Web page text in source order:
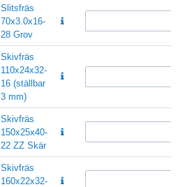
Slitsfräs
70x3.0x16-
28 Grov
Skivfräs
110x24x32-
16 (ställbar
3 mm)
Skivfräs
150x25x40-
22 ZZ Skär
Skivfräs
160x22x32-